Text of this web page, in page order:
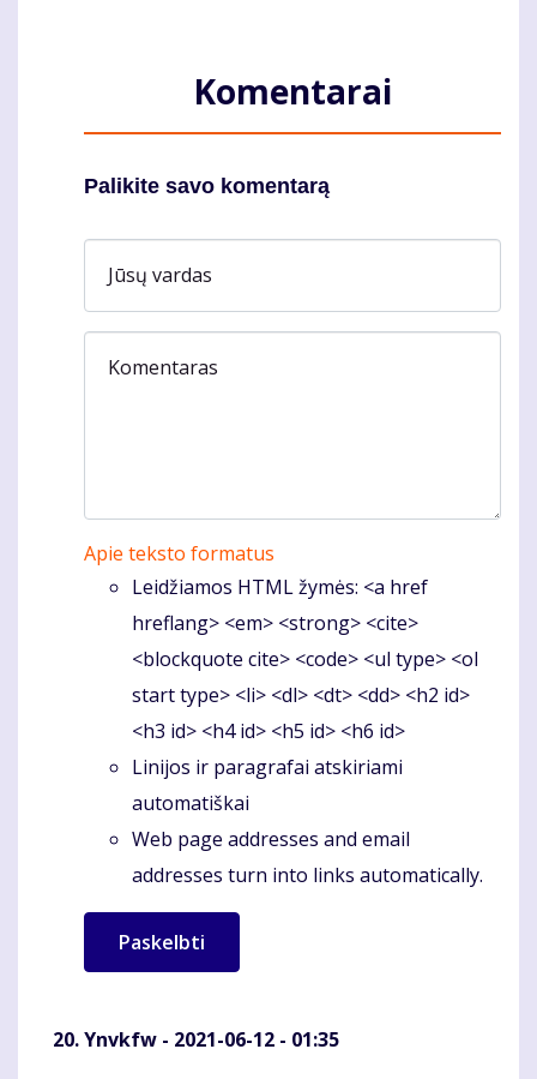
Komentarai
Palikite savo komentarą
Jūsų vardas
Komentaras
Apie teksto formatus
Leidžiamos HTML žymės: <a href
hreflang> <em> <strong> <cite>
<blockquote cite> <code> <ul type> <ol
start type> <li> <dl> <dt> <dd> <h2 id>
<h3 id> <h4 id> <h5 id> <h6 id>
Linijos ir paragrafai atskiriami
automatiškai
Web page addresses and email
addresses turn into links automatically.
Ynvkfw - 2021-06-12 - 01:35